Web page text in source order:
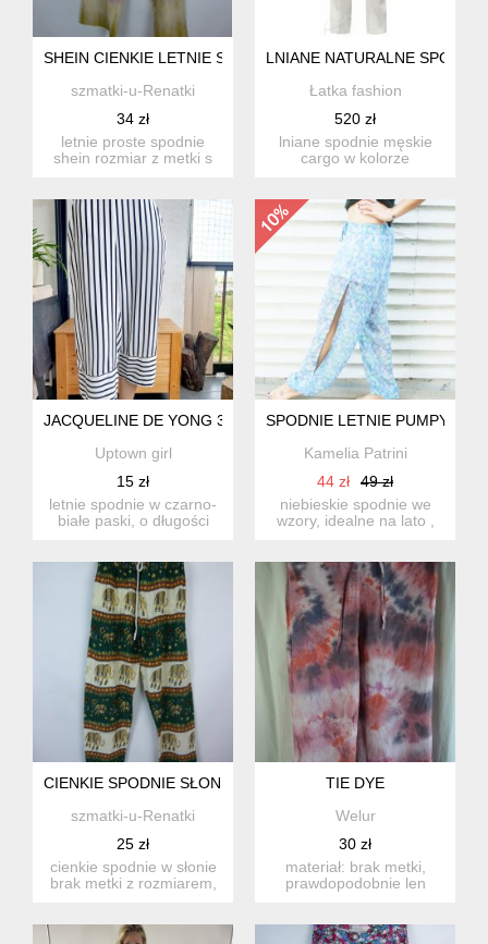
SHEIN CIENKIE LETNIE SPODNIE PROSTE / S
szmatki-u-Renatki
34 zł
letnie proste spodnie
shein rozmiar z metki s
LNIANE NATURALNE
Łatka fashion
520 zł
lniane spodnie męskie
cargo w kolorze
JACQUELINE DE YONG 36
Uptown girl
15 zł
letnie spodnie w czarno-
białe paski, o długości
SPODNIE LETNIE PUMPY S
Kamelia Patrini
44 zł
49 zł
niebieskie spodnie we
wzory, idealne na lato ,
CIENKIE SPODNIE SŁONIE INDIE RAYON S / M
szmatki-u-Renatki
25 zł
cienkie spodnie w słonie
brak metki z rozmiarem,
TIE DYE
Welur
30 zł
materiał: brak metki,
prawdopodobnie len